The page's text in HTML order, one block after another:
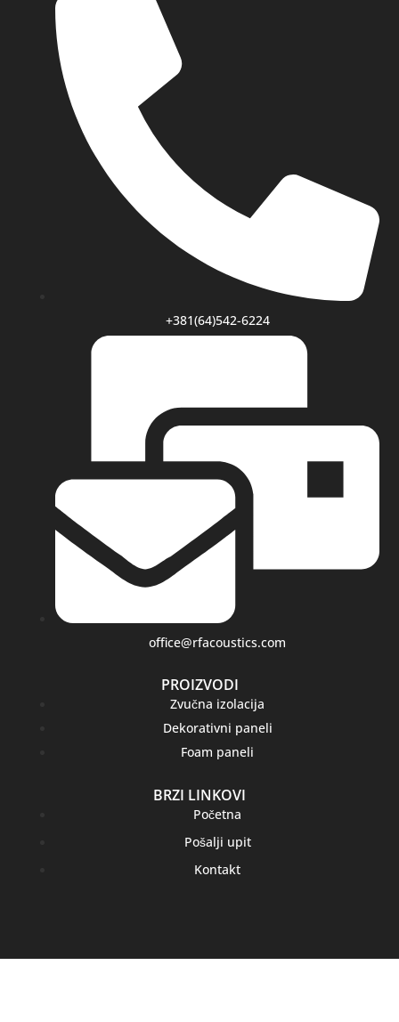
+381(64)542-6224
office@rfacoustics.com
PROIZVODI
Zvučna izolacija
Dekorativni paneli
Foam paneli
BRZI LINKOVI
Početna
Pošalji upit
Kontakt